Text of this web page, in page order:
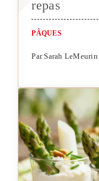
repas
PÂQUES
Par Sarah